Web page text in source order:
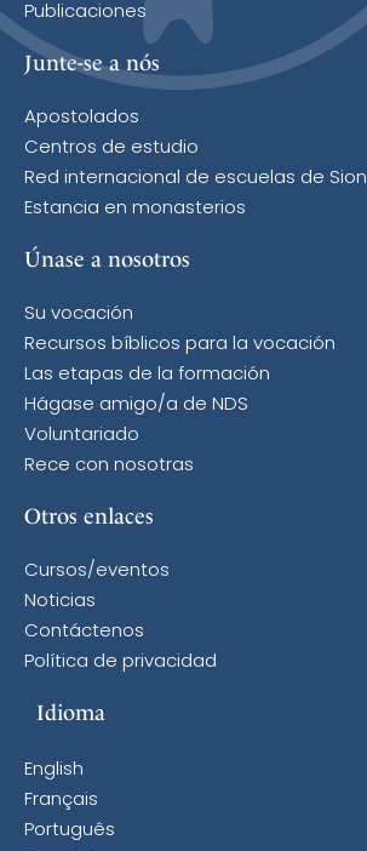
Publicaciones
Junte-se a nós
Apostolados
Centros de estudio
Red internacional de escuelas de Sion
Estancia en monasterios
Únase a nosotros
Su vocación
Recursos bíblicos para la vocación
Las etapas de la formación
Hágase amigo/a de NDS
Voluntariado
Rece con nosotras
Otros enlaces
Cursos/eventos
Noticias
Contáctenos
Política de privacidad
Idioma
English
Français
Português